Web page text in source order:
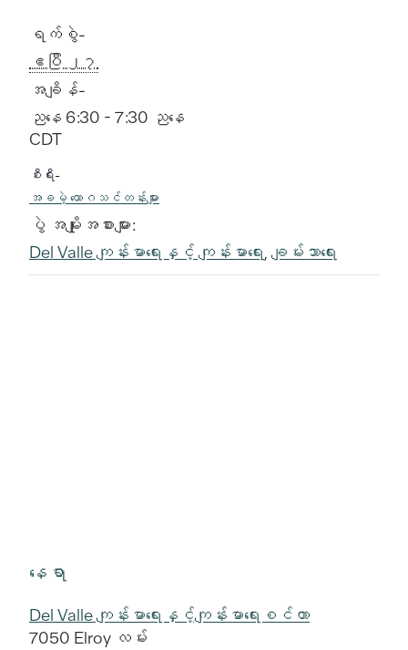
ရက်စွဲ-
ဧပြီ ၂၇
အချိန်-
ညနေ 6:30 - 7:30 ညနေ
CDT
စီးရီး-
အခမဲ့ ယောဂသင်တန်းများ
ပွဲ အမျိုးအစားများ:
Del Valle ကျန်းမာရေးနှင့် ကျန်းမာရေး, ချမ်းသာရေး
နေရာ
Del Valle ကျန်းမာရေးနှင့်ကျန်းမာရေးစင်တာ
7050 Elroy လမ်း